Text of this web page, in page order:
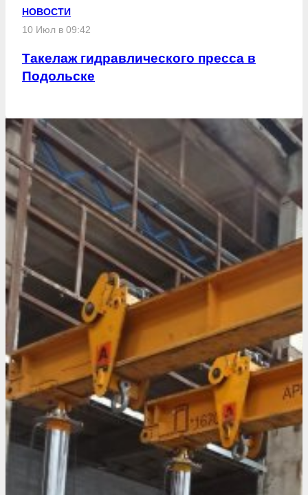
НОВОСТИ
10 Июл в 09:42
Такелаж гидравлического пресса в
Подольске